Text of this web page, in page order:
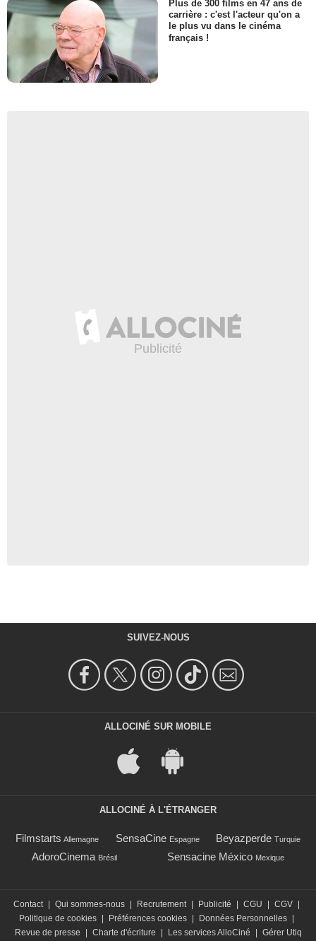
Plus de 300 films en 47 ans de
carrière : c'est l'acteur qu'on a
le plus vu dans le cinéma
français !
SUIVEZ-NOUS
ALLOCINÉ SUR MOBILE
ALLOCINÉ À L'ÉTRANGER
Filmstarts Allemagne SensaCine Espagne Beyazperde Turquie
AdoroCinema Brésil Sensacine México Mexique
Contact | Qui sommes-nous | Recrutement | Publicité | CGU | CGV |
Politique de cookies | Préférences cookies | Données Personnelles |
Revue de presse
| Charte d'écriture | Les services AlloCiné | Gérer Utiq